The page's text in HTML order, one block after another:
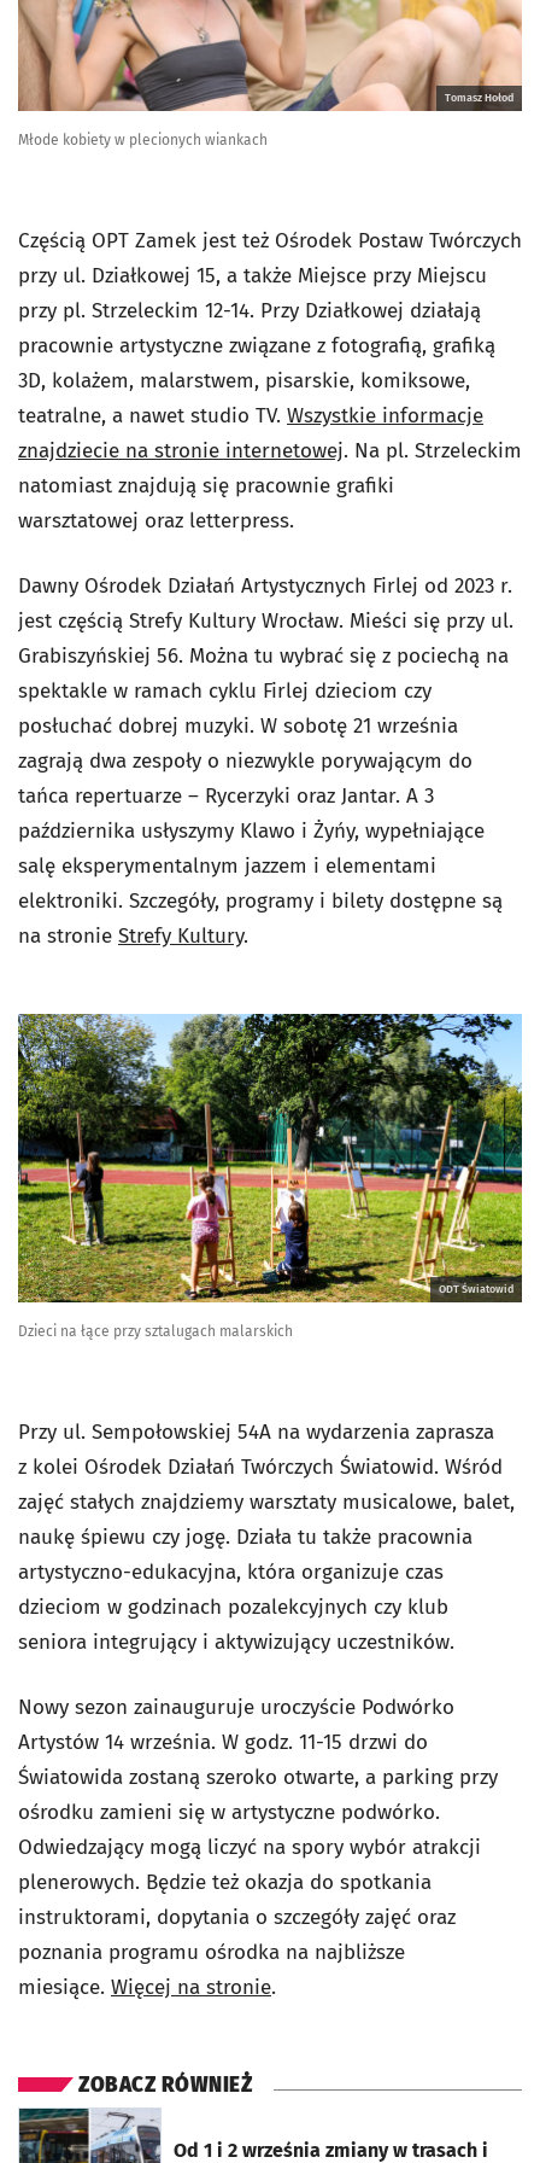
Tomasz Hołod
Młode kobiety w plecionych wiankach
Częścią OPT Zamek jest też Ośrodek Postaw Twórczych
przy ul. Działkowej 15, a także Miejsce przy Miejscu
przy pl. Strzeleckim 12-14. Przy Działkowej działają
pracownie artystyczne związane z fotografią, grafiką
3D, kolażem, malarstwem, pisarskie, komiksowe,
teatralne, a nawet studio TV. Wszystkie informacje
znajdziecie na stronie internetowej. Na pl. Strzeleckim
natomiast znajdują się pracownie grafiki
warsztatowej oraz letterpress.
Dawny Ośrodek Działań Artystycznych Firlej od 2023 r.
jest częścią Strefy Kultury Wrocław. Mieści się przy ul.
Grabiszyńskiej 56. Można tu wybrać się z pociechą na
spektakle w ramach cyklu Firlej dzieciom czy
posłuchać dobrej muzyki. W sobotę 21 września
zagrają dwa zespoły o niezwykle porywającym do
tańca repertuarze – Rycerzyki oraz Jantar. A 3
października usłyszymy Klawo i Żyńy, wypełniające
salę eksperymentalnym jazzem i elementami
elektroniki. Szczegóły, programy i bilety dostępne są
na stronie Strefy Kultury.
ODT Światowid
Dzieci na łące przy sztalugach malarskich
Przy ul. Sempołowskiej 54A na wydarzenia zaprasza
z kolei Ośrodek Działań Twórczych Światowid. Wśród
zajęć stałych znajdziemy warsztaty musicalowe, balet,
naukę śpiewu czy jogę. Działa tu także pracownia
artystyczno-edukacyjna, która organizuje czas
dzieciom w godzinach pozalekcyjnych czy klub
seniora integrujący i aktywizujący uczestników.
Nowy sezon zainauguruje uroczyście Podwórko
Artystów 14 września. W godz. 11-15 drzwi do
Światowida zostaną szeroko otwarte, a parking przy
ośrodku zamieni się w artystyczne podwórko.
Odwiedzający mogą liczyć na spory wybór atrakcji
plenerowych. Będzie też okazja do spotkania
instruktorami, dopytania o szczegóły zajęć oraz
poznania programu ośrodka na najbliższe
miesiące. Więcej na stronie.
ZOBACZ RÓWNIEŻ
Od 1 i 2 września zmiany w trasach i
otworzy się w nowej karcie